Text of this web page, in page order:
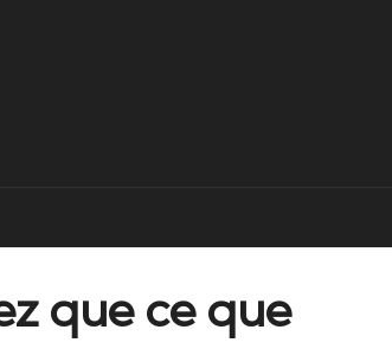
que ce que